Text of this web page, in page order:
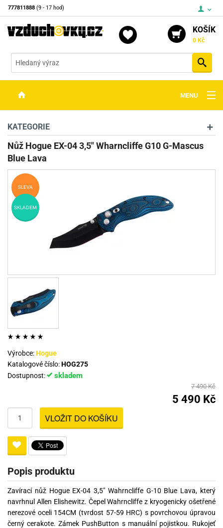
777811888 (9 - 17 hod)
KOŠÍK
0 Kč
MENU
OPTIKA
STŘELIVO
PŘÍSLUŠENSTVÍ
DETEKTORY KOVŮ
KONTAKTY
KATEGORIE
Nůž Hogue EX-04 3,5" Wharncliffe G10 G-Mascus
Blue Lava
SLEVA
SKLADEM
Výrobce:Hogue
Katalogové číslo:HOG275
Dostupnost:
skladem
7 490 Kč
5 490 Kč
VLOŽIT DO KOŠÍKU
Popis produktu
Zavírací nůž Hogue EX-04 3,5" Wahrncliffe G-10 Blue Lava, který
navrhnul Allen Elishewitz. Čepel Wahrncliffe z kryogenicky ošetřené
nerezové oceli 154CM (tvrdost 57-59 HRC) s povrchovou úpravou
černý cerakote. Zámek PushButton s manuální pojistkou. Rukojeť